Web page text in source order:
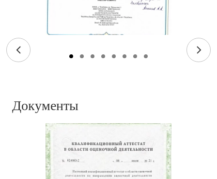
Документы